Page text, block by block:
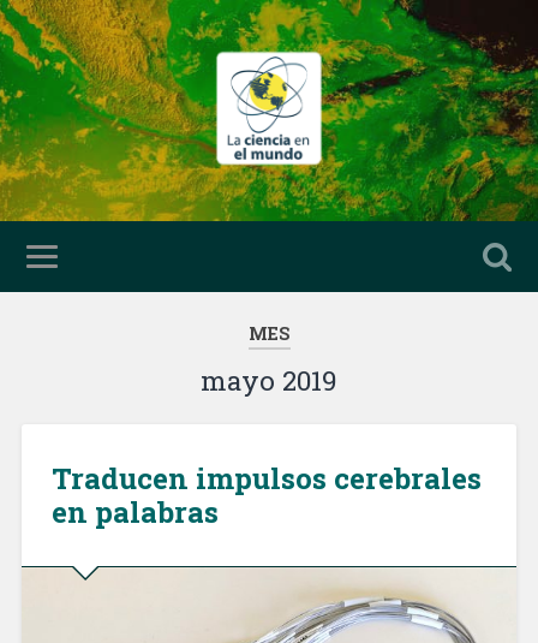
MES
mayo 2019
Traducen impulsos cerebrales
en palabras